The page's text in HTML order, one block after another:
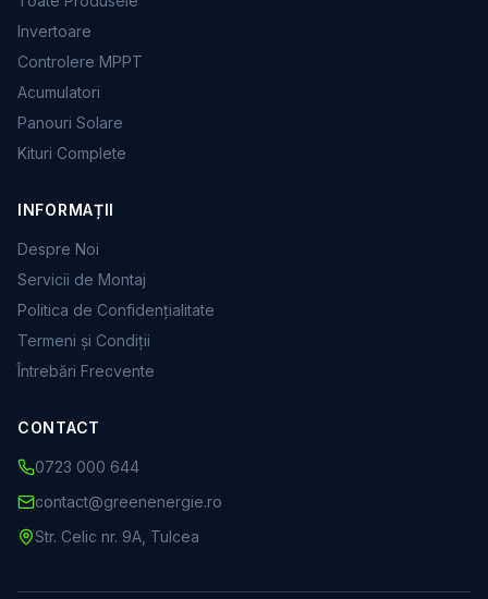
Invertoare
Controlere MPPT
Acumulatori
Panouri Solare
Kituri Complete
INFORMAȚII
Despre Noi
Servicii de Montaj
Politica de Confidențialitate
Termeni și Condiții
Întrebări Frecvente
CONTACT
0723 000 644
contact@greenenergie.ro
Str. Celic nr. 9A, Tulcea